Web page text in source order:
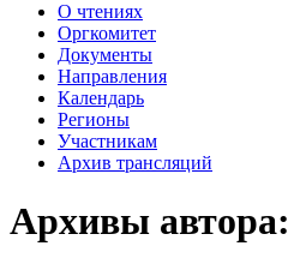
О чтениях
Оргкомитет
Документы
Направления
Календарь
Регионы
Участникам
Архив трансляций
Архивы автора: